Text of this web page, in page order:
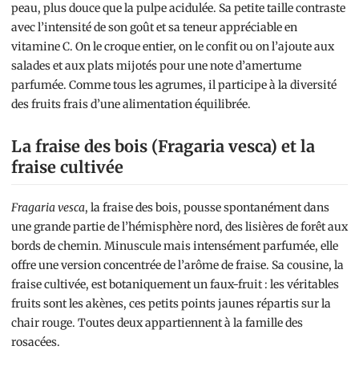
peau, plus douce que la pulpe acidulée. Sa petite taille contraste
avec l’intensité de son goût et sa teneur appréciable en
vitamine C. On le croque entier, on le confit ou on l’ajoute aux
salades et aux plats mijotés pour une note d’amertume
parfumée. Comme tous les agrumes, il participe à la diversité
des fruits frais d’une alimentation équilibrée.
La fraise des bois (Fragaria vesca) et la
fraise cultivée
Fragaria vesca, la fraise des bois, pousse spontanément dans
une grande partie de l’hémisphère nord, des lisières de forêt aux
bords de chemin. Minuscule mais intensément parfumée, elle
offre une version concentrée de l’arôme de fraise. Sa cousine, la
fraise cultivée, est botaniquement un faux-fruit : les véritables
fruits sont les akènes, ces petits points jaunes répartis sur la
chair rouge. Toutes deux appartiennent à la famille des
rosacées.